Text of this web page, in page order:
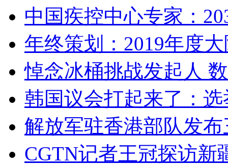
中国疾控中心专家：
年终策划：2019年度
悼念冰桶挑战发起人
韩国议会打起来了：
解放军驻香港部队发
CGTN记者王冠探访新